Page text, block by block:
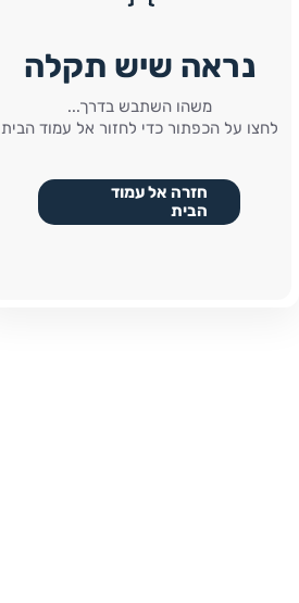
נראה שיש תקלה
משהו השתבש בדרך...
לחצו על הכפתור כדי לחזור אל עמוד הבית
חזרה אל עמוד
הבית